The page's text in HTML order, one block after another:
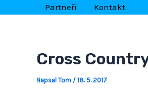
Partneři Kontakt
Cross
Napsal Tom / 18. 5. 2017